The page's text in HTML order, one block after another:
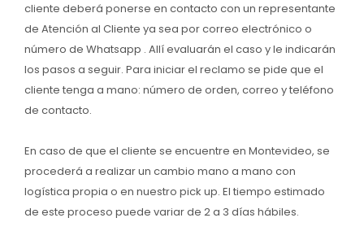
cliente deberá ponerse en contacto con un representante
de Atención al Cliente ya sea por correo electrónico o
número de Whatsapp . Allí evaluarán el caso y le indicarán
los pasos a seguir. Para iniciar el reclamo se pide que el
cliente tenga a mano: número de orden, correo y teléfono
de contacto.
En caso de que el cliente se encuentre en Montevideo, se
procederá a realizar un cambio mano a mano con
logística propia o en nuestro pick up. El tiempo estimado
de este proceso puede variar de 2 a 3 días hábiles.
Bicicletas spinning